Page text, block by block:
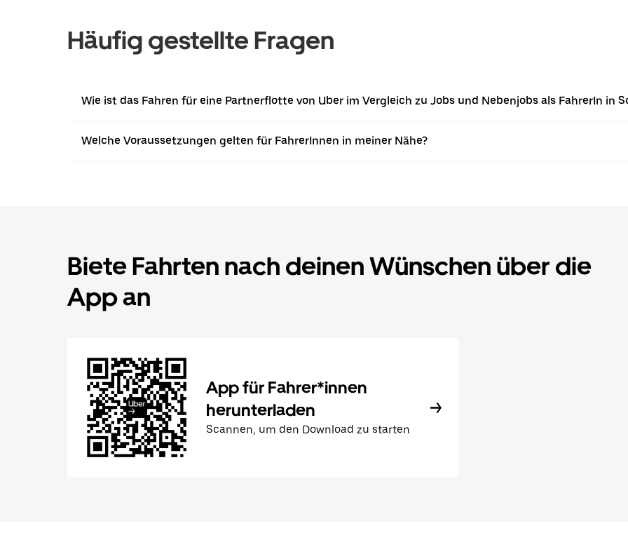
Häufig gestellte Fragen
Wie ist das Fahren für eine Partnerflotte von Uber im Vergleich zu Jobs und Nebenjobs als FahrerIn in
Welche Voraussetzungen gelten für FahrerInnen in meiner Nähe?
Biete Fahrten nach deinen Wünschen über die
App an
App für Fahrer*innen
herunterladen
Scannen, um den Download zu starten